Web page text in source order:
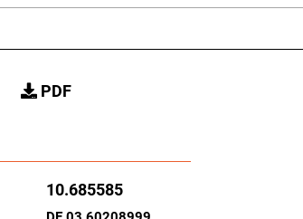
PDF
10.685585